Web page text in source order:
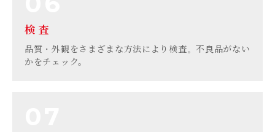
検査
品質・外観をさまざまな方法により検査。不良品がない
かをチェック。